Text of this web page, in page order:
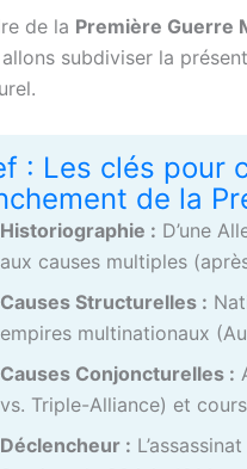
de la Première Guerre
subdiviser la
: Les clés pour
de la
Historiographie : D’une
aux causes multiples
Causes Structurelles :
empires multinationaux
Causes Conjoncturelles :
vs. Triple-Alliance) et
Déclencheur :